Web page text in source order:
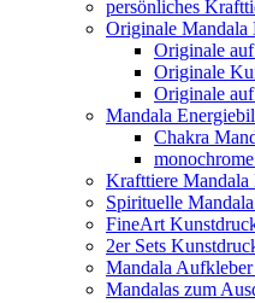
persönliches
Originale Mandala
Originale
Originale
Originale
Mandala
Chakra
Krafttiere Mandala
Spirituelle
FineArt
2er Sets
Mandala
Mandalas zum